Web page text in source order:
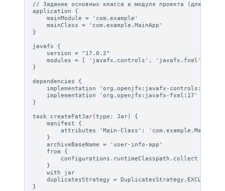
// Задание основных класса и модуля проекта (для deb-
application {
    mainModule = 'com.example'
    mainClass = 'com.example.MainApp'
}
javafx {
    version = "17.0.2"
    modules = [ 'javafx.controls', 'javafx.fxml' ]
}
dependencies {
    implementation 'org.openjfx:javafx-controls:17'
    implementation 'org.openjfx:javafx-fxml:17'
}
task createFatJar(type: Jar) {
    manifest {
        attributes 'Main-Class': 'com.example.MainApp'
    }
    archiveBaseName = 'user-info-app'
    from {
configurations.runtimeClasspath.collect {
    }
    with jar
    duplicatesStrategy = DuplicatesStrategy.EXCLUDE
}